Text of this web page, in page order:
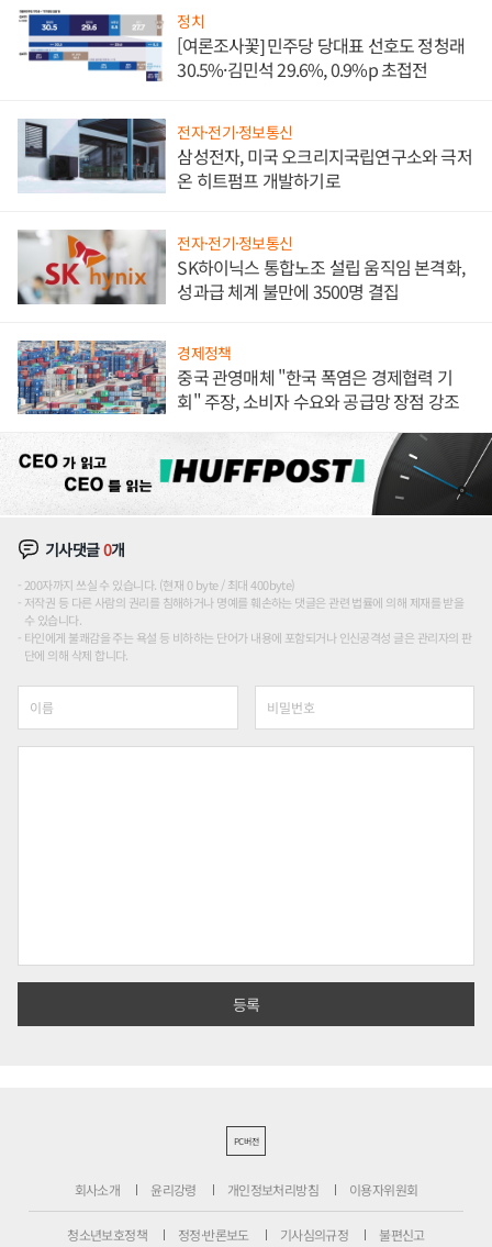
정치
[여론조사꽃] 민주당 당대표 선호도 정청래
30.5%·김민석 29.6%, 0.9%p 초접전
전자·전기·정보통신
삼성전자, 미국 오크리지국립연구소와 극저
온 히트펌프 개발하기로
전자·전기·정보통신
SK하이닉스 통합노조 설립 움직임 본격화,
성과급 체계 불만에 3500명 결집
경제정책
중국 관영매체 "한국 폭염은 경제협력 기
회" 주장, 소비자 수요와 공급망 장점 강조
기사댓글0개
200자까지 쓰실 수 있습니다. (현재 0 byte / 최대 400byte)
저작권 등 다른 사람의 권리를 침해하거나 명예를 훼손하는 댓글은 관련 법률에 의해 제재를 받을
수 있습니다.
타인에게 불쾌감을 주는 욕설 등 비하하는 단어가 내용에 포함되거나 인신공격성 글은 관리자의 판
단에 의해 삭제 합니다.
PC버전
회사소개 윤리강령 개인정보처리방침 이용자위원회
청소년보호정책 정정·반론보도 기사심의규정 불편신고